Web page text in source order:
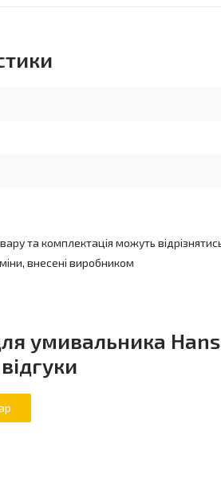
та комплектація можуть
внесені виробником
умивальника